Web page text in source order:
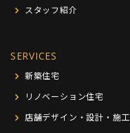
スタッフ紹介
SERVICES
新築住宅
リノベーション住宅
店舗デザイン・設計・施工